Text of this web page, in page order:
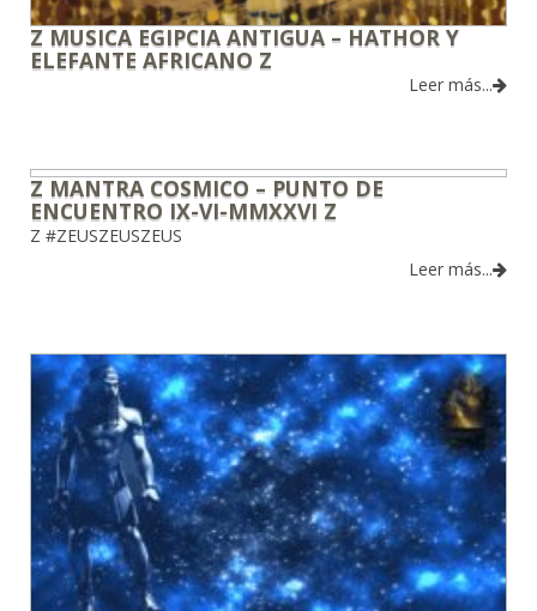
Z MUSICA EGIPCIA ANTIGUA – HATHOR Y
ELEFANTE AFRICANO Z
Leer más...
Z MANTRA COSMICO – PUNTO DE
ENCUENTRO IX-VI-MMXXVI Z
Z #ZEUSZEUSZEUS
Leer más...